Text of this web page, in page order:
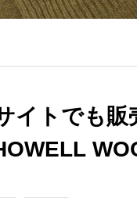
イトでも